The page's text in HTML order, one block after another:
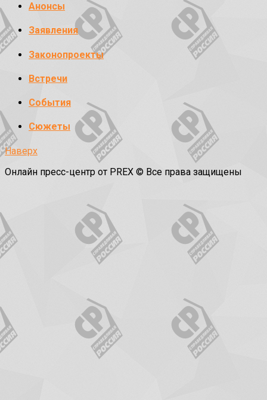
Анонсы
Заявления
Законопроекты
Встречи
События
Сюжеты
Наверх
Онлайн пресс-центр от PREX © Все права защищены